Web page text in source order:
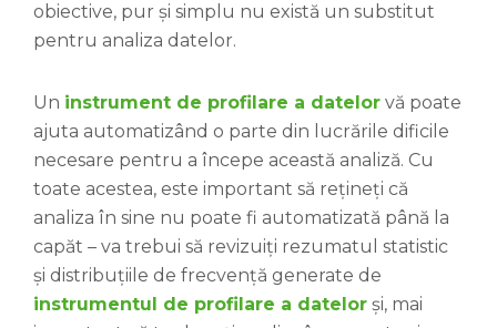
obiective, pur și simplu nu există un substitut
pentru analiza datelor.
Un instrument de profilare a datelor vă poate
ajuta automatizând o parte din lucrările dificile
necesare pentru a începe această analiză. Cu
toate acestea, este important să rețineți că
analiza în sine nu poate fi automatizată până la
capăt – va trebui să revizuiți rezumatul statistic
și distribuțiile de frecvență generate de
instrumentul de profilare a datelor și, mai